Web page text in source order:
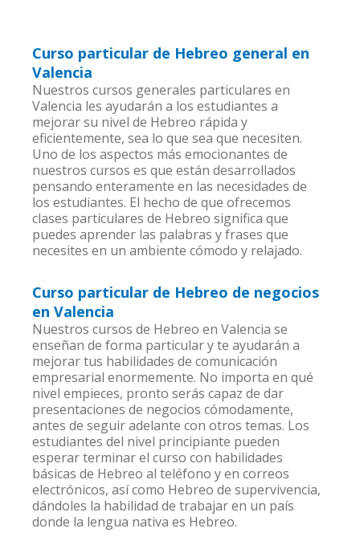
Curso particular de Hebreo general en
Valencia
Nuestros cursos generales particulares en
Valencia les ayudarán a los estudiantes a
mejorar su nivel de Hebreo rápida y
eficientemente, sea lo que sea que necesiten.
Uno de los aspectos más emocionantes de
nuestros cursos es que están desarrollados
pensando enteramente en las necesidades de
los estudiantes. El hecho de que ofrecemos
clases particulares de Hebreo significa que
puedes aprender las palabras y frases que
necesites en un ambiente cómodo y relajado.
Curso particular de Hebreo de negocios
en Valencia
Nuestros cursos de Hebreo en Valencia se
enseñan de forma particular y te ayudarán a
mejorar tus habilidades de comunicación
empresarial enormemente. No importa en qué
nivel empieces, pronto serás capaz de dar
presentaciones de negocios cómodamente,
antes de seguir adelante con otros temas. Los
estudiantes del nivel principiante pueden
esperar terminar el curso con habilidades
básicas de Hebreo al teléfono y en correos
electrónicos, así como Hebreo de supervivencia,
dándoles la habilidad de trabajar en un país
donde la lengua nativa es Hebreo.